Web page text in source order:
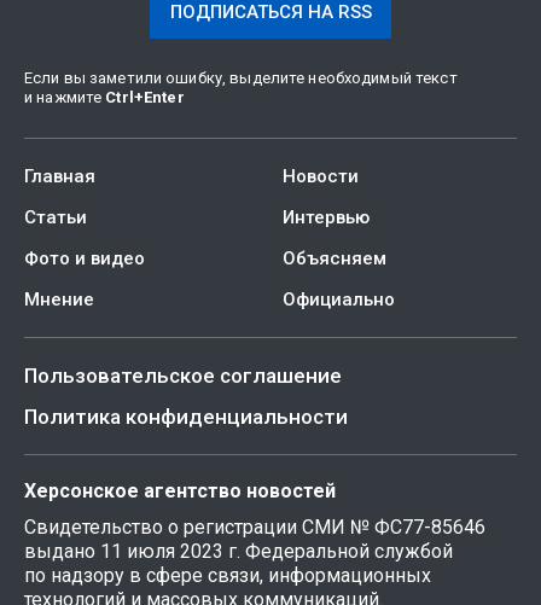
ПОДПИСАТЬСЯ НА RSS
Если вы заметили ошибку, выделите необходимый текст
и нажмите Ctrl +Enter
Главная
Новости
Статьи
Интервью
Фото и видео
Объясняем
Мнение
Официально
Пользовательское соглашение
Политика конфиденциальности
Херсонское агентство новостей
Свидетельство о регистрации СМИ № ФС77-85646
выдано 11 июля 2023 г. Федеральной службой
по надзору в сфере связи, информационных
технологий и массовых коммуникаций.